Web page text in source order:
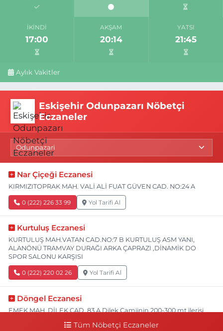
İKINDI
17:00
AKŞAM
20:14
YATSI
21:45
Aylık Vakitler
Eskişehir Odunpazarı Nöbetçi
Eczaneler
Nar Çiçeği Eczanesi
KIRMIZITOPRAK MAH. VALİ ALİ FUAT GÜVEN CAD. NO:24 A
0 (222) 226 33 99 Yol Tarifi Al
Kurtuluş Eczanesi
KURTULUŞ MAH.VATAN CAD.NO:7 B KURTULUŞ ASM YANI,
ALANÖNÜ TRAMVAY DURAĞI ARKA ÇAPRAZI ,DİNAMİK DO
SPOR SALONU KARŞISI
0 (222) 220 02 26 Yol Tarifi Al
Döngel Eczanesi
EMEK MAH. DİLEK CAD. 83 A Dilek Camiinin 200-300 mt ilerisi
Tüm Nöbetçi Eczaneler